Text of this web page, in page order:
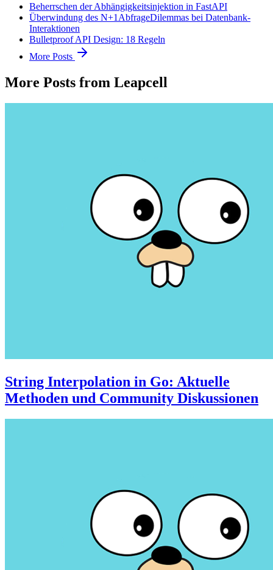
Beherrschen der Abhängigkeitsinjektion in FastAPI
Überwindung des N+1­Abfrage­Dilemmas bei Datenbank­
Interaktionen
Bulletproof API Design: 18 Regeln
More Posts
More Posts from Leapcell
String Interpolation in Go: Aktuelle
Methoden und Community Diskussionen